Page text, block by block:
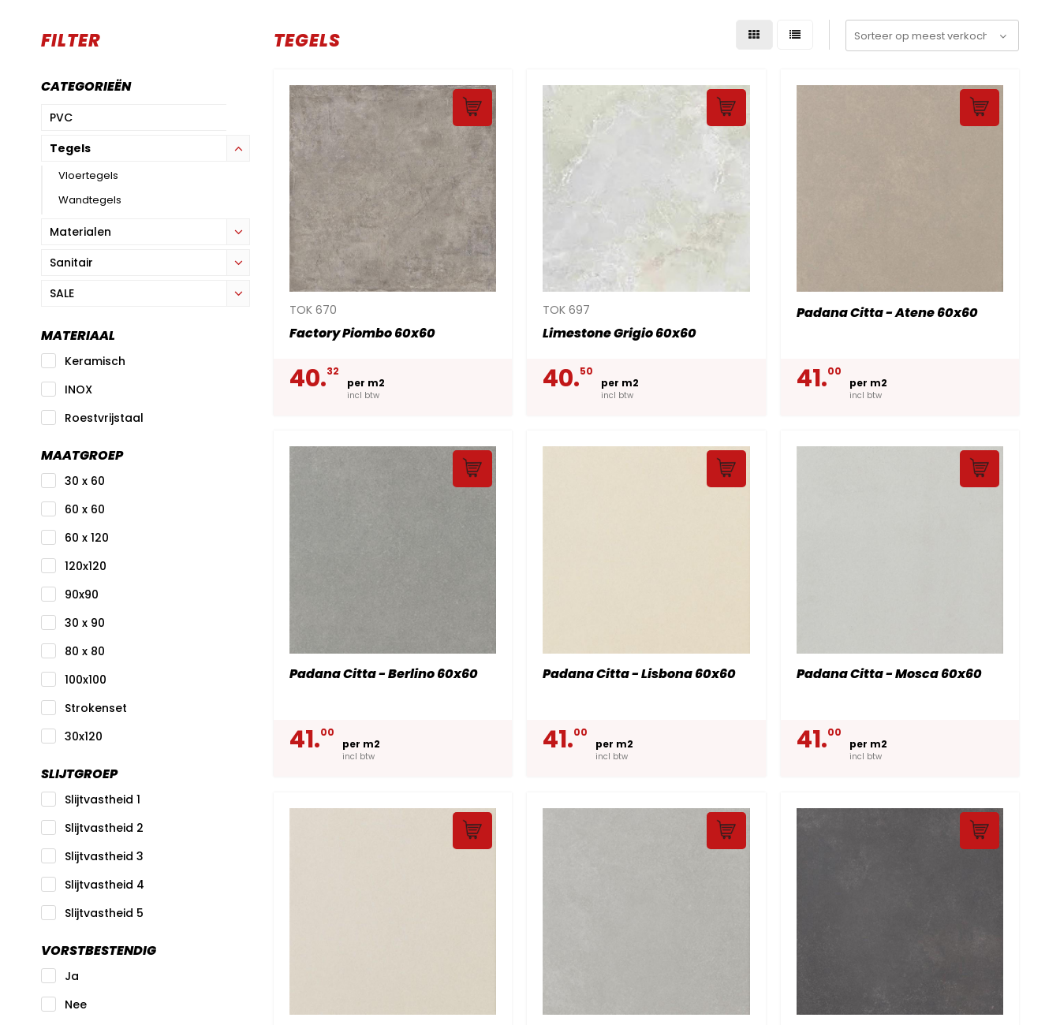
FILTER
CATEGORIEËN
PVC
Tegels
Vloertegels
Wandtegels
Materialen
Sanitair
SALE
MATERIAAL
Keramisch
INOX
Roestvrijstaal
MAATGROEP
30 x 60
60 x 60
60 x 120
120x120
90x90
30 x 90
80 x 80
100x100
Strokenset
30x120
SLIJTGROEP
Slijtvastheid 1
Slijtvastheid 2
Slijtvastheid 3
Slijtvastheid 4
Slijtvastheid 5
VORSTBESTENDIG
Ja
Nee
TEGELS
TOK 670
Factory Piombo 60x60
40.32
per m2
incl btw
TOK 697
Limestone Grigio 60x60
40.50
per m2
incl btw
Padana Citta - Atene 60x60
41.00
per m2
incl btw
Padana Citta - Berlino 60x60
41.00
per m2
incl btw
Padana Citta - Lisbona 60x60
41.00
per m2
incl btw
Padana Citta - Mosca 60x60
41.00
per m2
incl btw